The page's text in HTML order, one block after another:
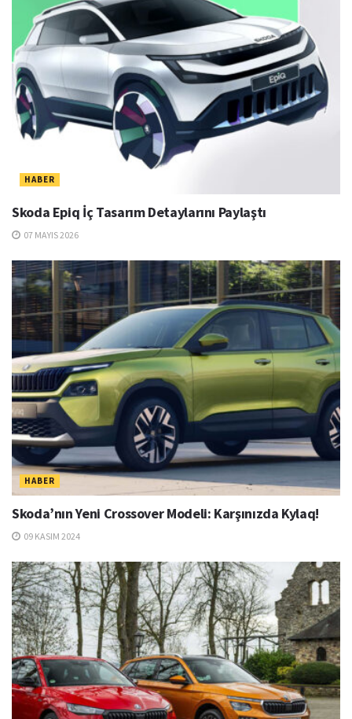
HABER
Skoda Epiq İç Tasarım Detaylarını Paylaştı
07 MAYIS 2026
HABER
Skoda’nın Yeni Crossover Modeli: Karşınızda Kylaq!
09 KASIM 2024